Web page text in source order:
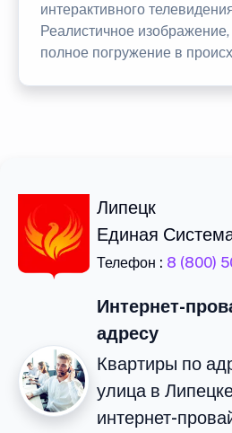
интерактивного
Реалистичное
полное погружение в
Липецк
Единая
Телефон : 8 (800)
Интернет-
адресу
Квартиры по
улица в
интернет-